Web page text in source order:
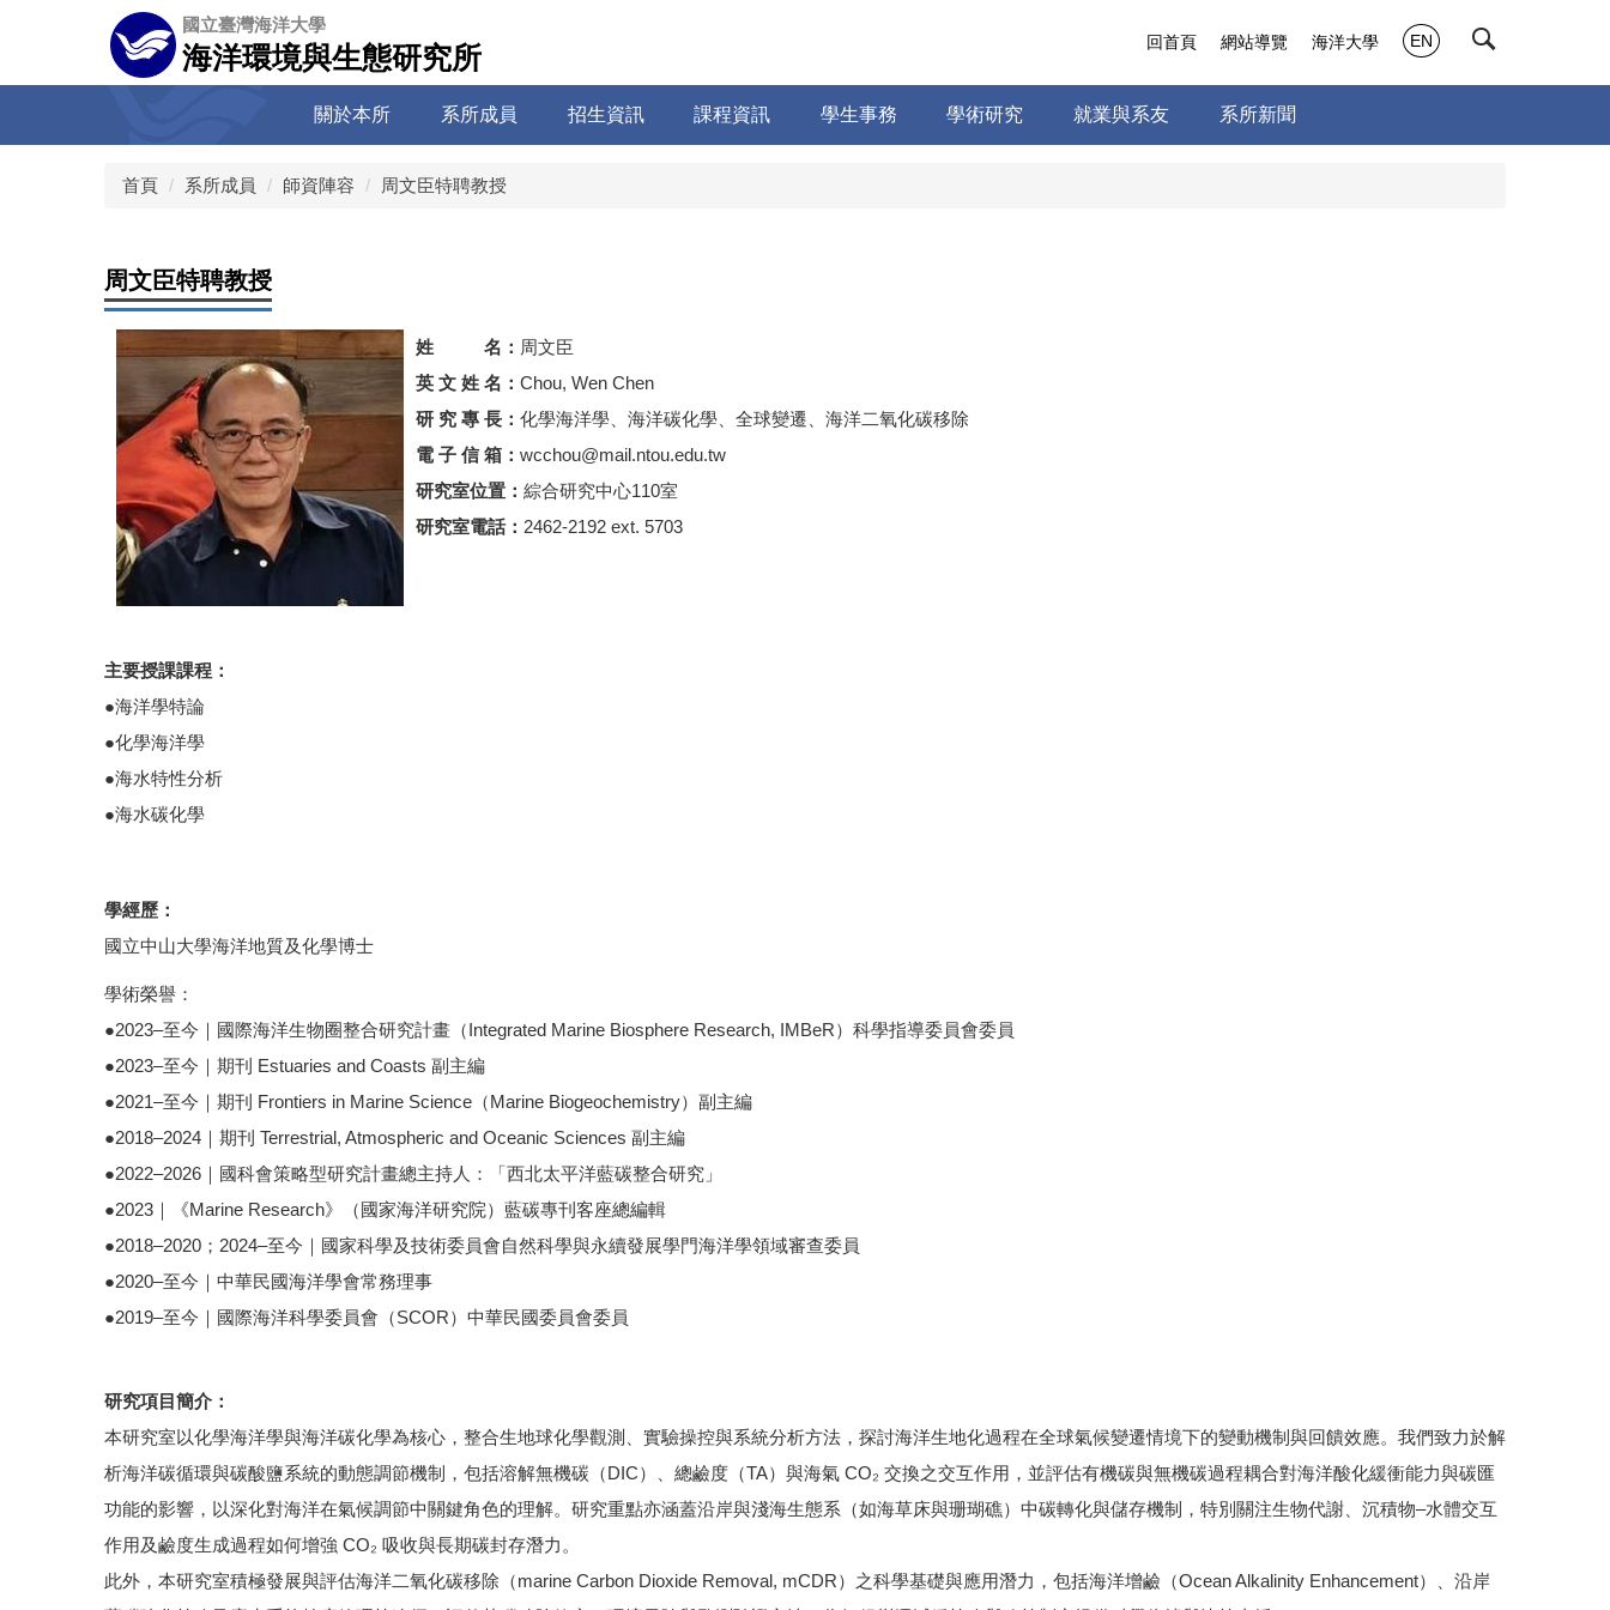
容
國立臺灣海洋大學
海洋環境與生態研究所
關於本所 系所成員 招生資訊 課程資訊 學生事務 學術研究 就業與系友 系所新聞
回首頁 網站導覽 海洋大學 EN
首頁 系所成員 師資陣容 周文臣特聘教授
周文臣特聘教授
姓 名： 周文臣
英 文 姓 名： Chou, Wen Chen
研 究 專 長： 化學海洋學、海洋碳化學、全球變遷、海洋二氧化碳移除
電 子 信 箱： wcchou@mail.ntou.edu.tw
研究室位置： 綜合研究中心110室
研究室電話： 2462-2192 ext. 5703
主要授課課程：
●海洋學特論
●化學海洋學
●海水特性分析
●海水碳化學
學經歷：
國立中山大學海洋地質及化學博士
學術榮譽：
●2023–至今｜國際海洋生物圈整合研究計畫（Integrated Marine Biosphere Research, IMBeR）科學指導委員會委員
●2023–至今｜期刊 Estuaries and Coasts 副主編
●2021–至今｜期刊 Frontiers in Marine Science（Marine Biogeochemistry）副主編
●2018–2024｜期刊 Terrestrial, Atmospheric and Oceanic Sciences 副主編
●2022–2026｜國科會策略型研究計畫總主持人：「西北太平洋藍碳整合研究」
●2023｜《Marine Research》（國家海洋研究院）藍碳專刊客座總編輯
●2018–2020；2024–至今｜國家科學及技術委員會自然科學與永續發展學門海洋學領域審查委員
●2020–至今｜中華民國海洋學會常務理事
●2019–至今｜國際海洋科學委員會（SCOR）中華民國委員會委員
研究項目簡介：
本研究室以化學海洋學與海洋碳化學為核心，整合生地球化學觀測、實驗操控與系統分析方法，探討海洋生地化過程在全球氣候變遷情境下的變動機制與回饋效應。我們致力於解
析海洋碳循環與碳酸鹽系統的動態調節機制，包括溶解無機碳（DIC）、總鹼度（TA）與海氣 CO₂ 交換之交互作用，並評估有機碳與無機碳過程耦合對海洋酸化緩衝能力與碳匯
功能的影響，以深化對海洋在氣候調節中關鍵角色的理解。研究重點亦涵蓋沿岸與淺海生態系（如海草床與珊瑚礁）中碳轉化與儲存機制，特別關注生物代謝、沉積物–水體交互
作用及鹼度生成過程如何增強 CO₂ 吸收與長期碳封存潛力。
此外，本研究室積極發展與評估海洋二氧化碳移除（marine Carbon Dioxide Removal, mCDR）之科學基礎與應用潛力，包括海洋增鹼（Ocean Alkalinity Enhancement）、沿岸